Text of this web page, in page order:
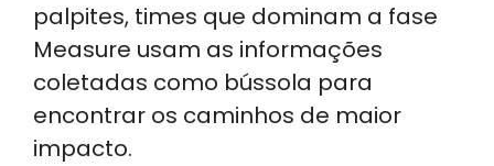
palpites, times que dominam a fase
Measure usam as informações
coletadas como bússola para
encontrar os caminhos de maior
impacto.